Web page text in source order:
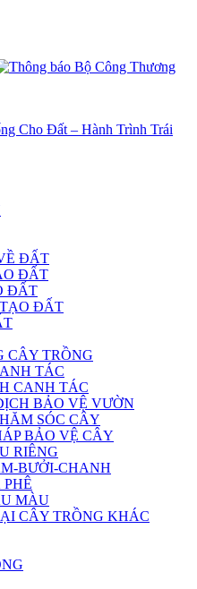
Cho Đất – Hành Trình Trái
ĐẤT
ĐẤT
ĐẤT
ĐẤT
CÂY TRỒNG
TÁC
CANH TÁC
BẢO VỆ VƯỜN
SÓC CÂY
BẢO VỆ CÂY
RIÊNG
BƯỞI-CHANH
MÀU
CÂY TRỒNG KHÁC